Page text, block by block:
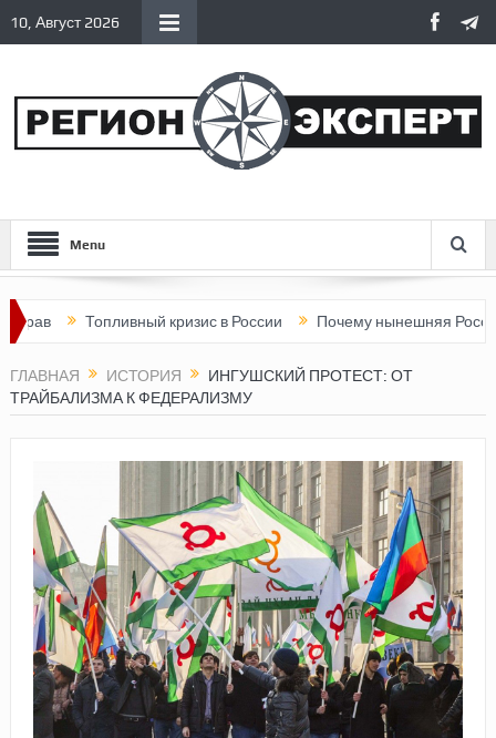
10, Август 2026
Menu
кризис в России Почему нынешняя Россия стала
ГЛАВНАЯ ИСТОРИЯ
ИНГУШСКИЙ ПРОТЕСТ: ОТ
ТРАЙБАЛИЗМА К ФЕДЕРАЛИЗМУ